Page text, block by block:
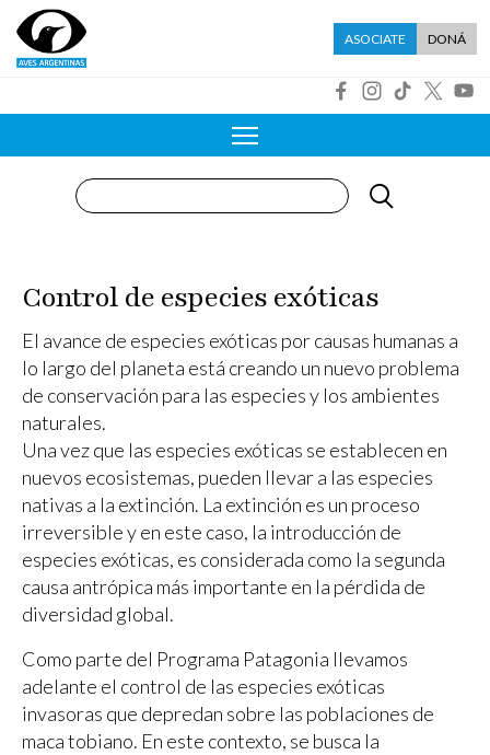
Pasar al contenido principal
Menú asociate
ASOCIATE DONÁ
Buscar
Control de especies exóticas
El avance de especies exóticas por causas humanas a
lo largo del planeta está creando un nuevo problema
de conservación para las especies y los ambientes
naturales.
Una vez que las especies exóticas se establecen en
nuevos ecosistemas, pueden llevar a las especies
nativas a la extinción. La extinción es un proceso
irreversible y en este caso, la introducción de
especies exóticas, es considerada como la segunda
causa antrópica más importante en la pérdida de
diversidad global.
Como parte del Programa Patagonia llevamos
adelante el control de las especies exóticas
invasoras que depredan sobre las poblaciones de
maca tobiano. En este contexto, se busca la